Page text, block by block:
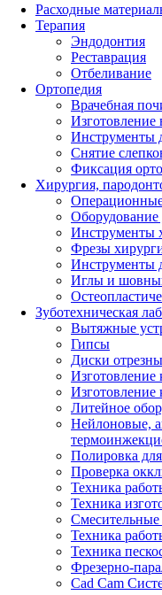
Расходные
Терапия
Эндодонтия
Реставрация
Отбеливание
Ортопедия
Врачебная
Изготовление
Инструменты
Снятие
Фиксация
Хирургия,
Оборудование
Инструменты
Фрезы
Инструменты
Иглы и
Зуботехническая
Вытяжные
Гипсы
Диски
Изготовление
Литейное
Нейлоновые,
Полировка
Проверка
Техника
Техника
Смесительные
Техника
Техника
Фрезерно-
Cad Cam